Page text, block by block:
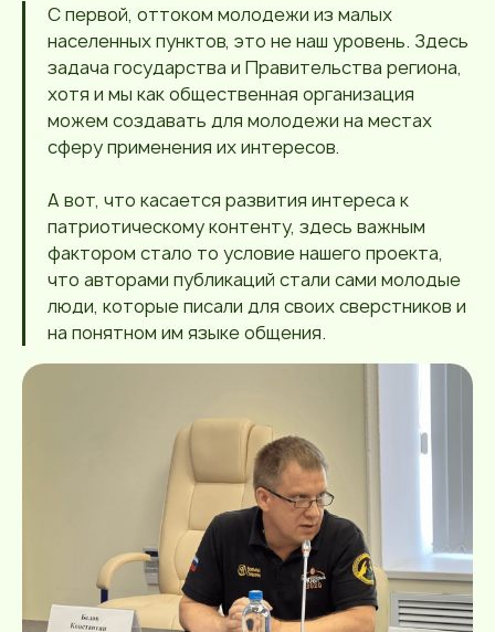
С первой, оттоком молодежи из малых
населенных пунктов, это не наш уровень. Здесь
задача государства и Правительства региона,
хотя и мы как общественная организация
можем создавать для молодежи на местах
сферу применения их интересов.
А вот, что касается развития интереса к
патриотическому контенту, здесь важным
фактором стало то условие нашего проекта,
что авторами публикаций стали сами молодые
люди, которые писали для своих сверстников и
на понятном им языке общения.